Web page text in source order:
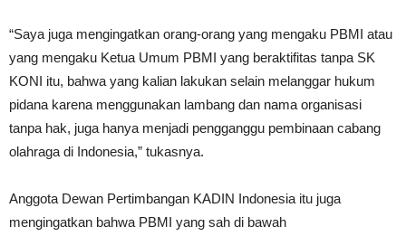
“Saya juga mengingatkan orang-orang yang mengaku PBMI atau
yang mengaku Ketua Umum PBMI yang beraktifitas tanpa SK
KONI itu, bahwa yang kalian lakukan selain melanggar hukum
pidana karena menggunakan lambang dan nama organisasi
tanpa hak, juga hanya menjadi pengganggu pembinaan cabang
olahraga di Indonesia,” tukasnya.
Anggota Dewan Pertimbangan KADIN Indonesia itu juga
mengingatkan bahwa PBMI yang sah di bawah